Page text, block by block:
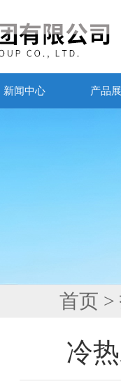
新闻中心 产品
首页 >
冷